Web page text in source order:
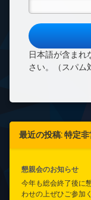
日本語が含まれ
さい。（スパム
最近の投稿: 特定
懇親会のお知らせ
今年も総会終了後に
わせの上ぜひご参加